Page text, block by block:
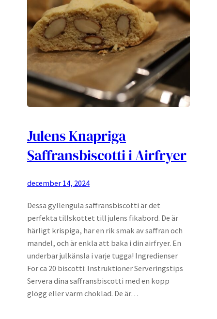
Julens Knapriga
Saffransbiscotti i Airfryer
december 14, 2024
Dessa gyllengula saffransbiscotti är det
perfekta tillskottet till julens fikabord. De är
härligt krispiga, har en rik smak av saffran och
mandel, och är enkla att baka i din airfryer. En
underbar julkänsla i varje tugga! Ingredienser
För ca 20 biscotti: Instruktioner Serveringstips
Servera dina saffransbiscotti med en kopp
glögg eller varm choklad. De är…